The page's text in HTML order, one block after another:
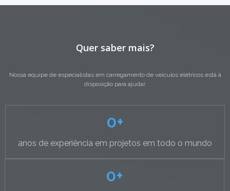
Quer saber mais?
Nossa equipe de especialistas em carregamento de veículos elétricos está à
disposição para ajudar.
0+
anos de experiência em projetos em todo o mundo
0+